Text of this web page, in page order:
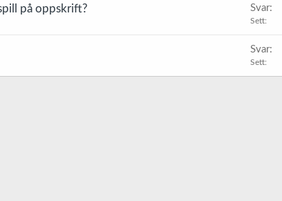
på oppskrift? Svar
Sett
Svar
Sett